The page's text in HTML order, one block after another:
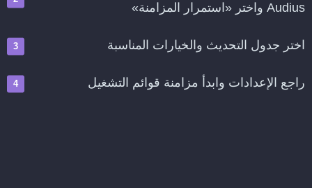
Audius واختر «استمرار المزامنة»
اختر جدول التحديث والخيارات المناسبة
راجع الإعدادات وابدأ مزامنة قوائم التشغيل